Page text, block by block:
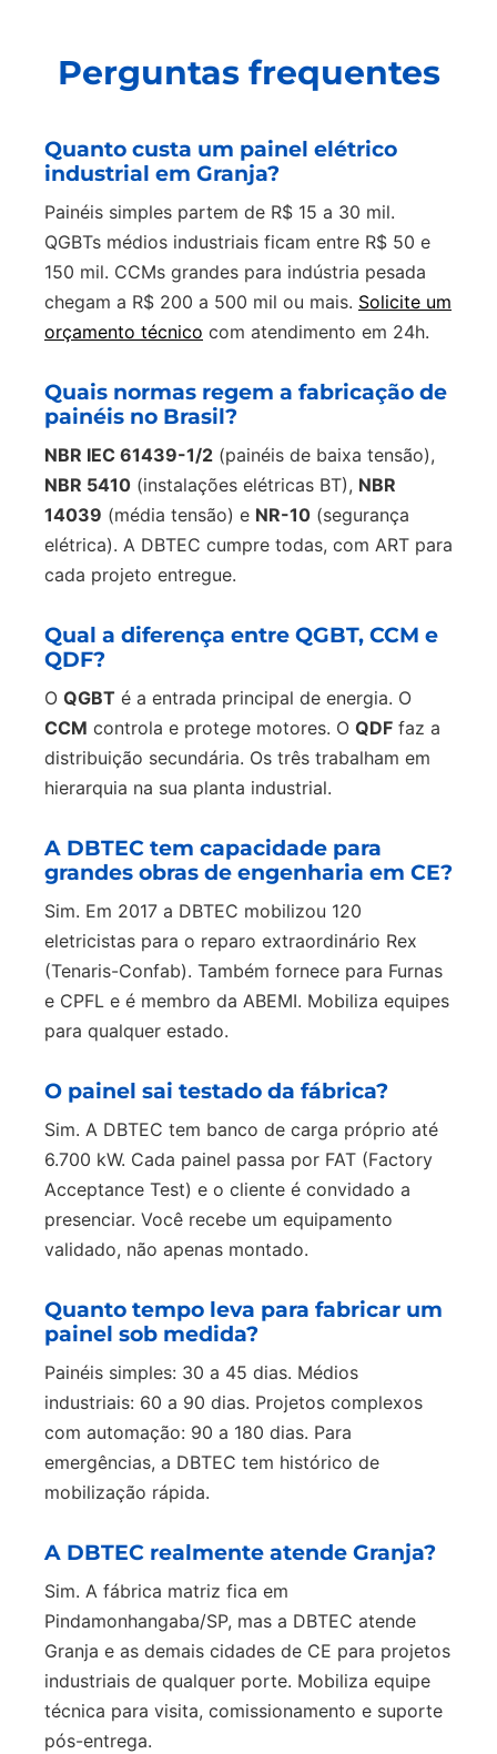
Perguntas frequentes
Quanto custa um painel elétrico
industrial em Granja?
Painéis simples partem de R$ 15 a 30 mil.
QGBTs médios industriais ficam entre R$ 50 e
150 mil. CCMs grandes para indústria pesada
chegam a R$ 200 a 500 mil ou mais. Solicite um
orçamento técnico com atendimento em 24h.
Quais normas regem a fabricação de
painéis no Brasil?
NBR IEC 61439-1/2 (painéis de baixa tensão),
NBR 5410 (instalações elétricas BT), NBR
14039 (média tensão) e NR-10 (segurança
elétrica). A DBTEC cumpre todas, com ART para
cada projeto entregue.
Qual a diferença entre QGBT, CCM e
QDF?
O QGBT é a entrada principal de energia. O
CCM controla e protege motores. O QDF faz a
distribuição secundária. Os três trabalham em
hierarquia na sua planta industrial.
A DBTEC tem capacidade para
grandes obras de engenharia em CE?
Sim. Em 2017 a DBTEC mobilizou 120
eletricistas para o reparo extraordinário Rex
(Tenaris-Confab). Também fornece para Furnas
e CPFL e é membro da ABEMI. Mobiliza equipes
para qualquer estado.
O painel sai testado da fábrica?
Sim. A DBTEC tem banco de carga próprio até
6.700 kW. Cada painel passa por FAT (Factory
Acceptance Test) e o cliente é convidado a
presenciar. Você recebe um equipamento
validado, não apenas montado.
Quanto tempo leva para fabricar um
painel sob medida?
Painéis simples: 30 a 45 dias. Médios
industriais: 60 a 90 dias. Projetos complexos
com automação: 90 a 180 dias. Para
emergências, a DBTEC tem histórico de
mobilização rápida.
A DBTEC realmente atende Granja?
Sim. A fábrica matriz fica em
Pindamonhangaba/SP, mas a DBTEC atende
Granja e as demais cidades de CE para projetos
industriais de qualquer porte. Mobiliza equipe
técnica para visita, comissionamento e suporte
pós-entrega.